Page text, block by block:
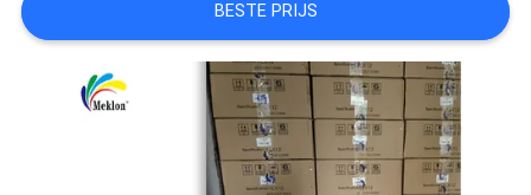
SITEMAP
PRIVACYBELEID
BESTE PRIJS